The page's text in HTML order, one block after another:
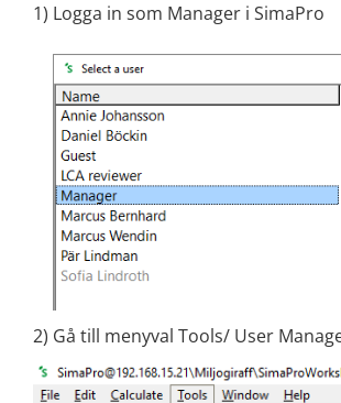
1) Logga in som Manager i SimaPro
2) Gå till menyval Tools/ User